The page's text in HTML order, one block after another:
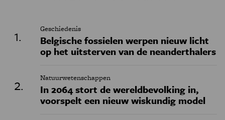
Geschiedenis
Belgische fossielen werpen nieuw licht
op het uitsterven van de neanderthalers
Natuurwetenschappen
In 2064 stort de wereldbevolking in,
voorspelt een nieuw wiskundig model